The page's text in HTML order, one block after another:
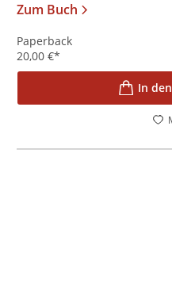
Zum Buch
Paperback
20,00 €*
In